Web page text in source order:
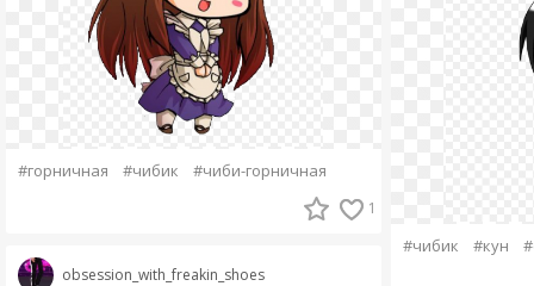
#горничная #чибик #чиби-горничная
1
obsession_with_freakin_shoes
#чибик #кун